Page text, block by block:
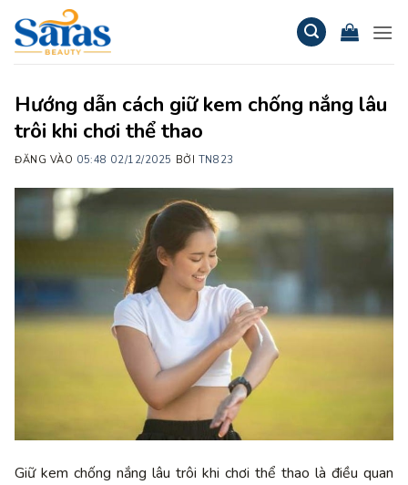
qua
nội
Hướng dẫn cách giữ kem chống nắng lâu
trôi khi chơi thể thao
ĐĂNG VÀO 05:48 02/12/2025 BỞI TN823
Giữ kem chống nắng lâu trôi khi chơi thể thao là điều quan